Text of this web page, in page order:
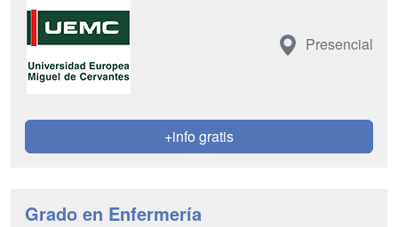
Presencial
+info gratis
Grado en Enfermería